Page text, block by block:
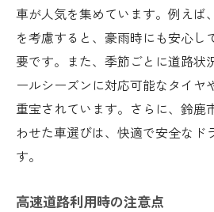
車が人気を集めています。例えば
を考慮すると、豪雨時にも安心し
要です。また、季節ごとに道路状
ールシーズンに対応可能なタイヤ
重宝されています。さらに、鈴鹿
わせた車選びは、快適で安全なド
す。
高速道路利用時の注意点